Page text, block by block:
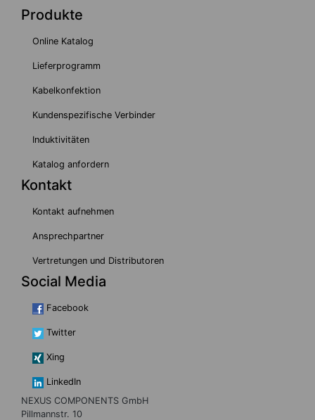
Produkte
Online Katalog
Lieferprogramm
Kabelkonfektion
Kundenspezifische Verbinder
Induktivitäten
Katalog anfordern
Kontakt
Kontakt aufnehmen
Ansprechpartner
Vertretungen und Distributoren
Social Media
Facebook
Twitter
Xing
LinkedIn
NEXUS COMPONENTS GmbH
Pillmannstr. 10